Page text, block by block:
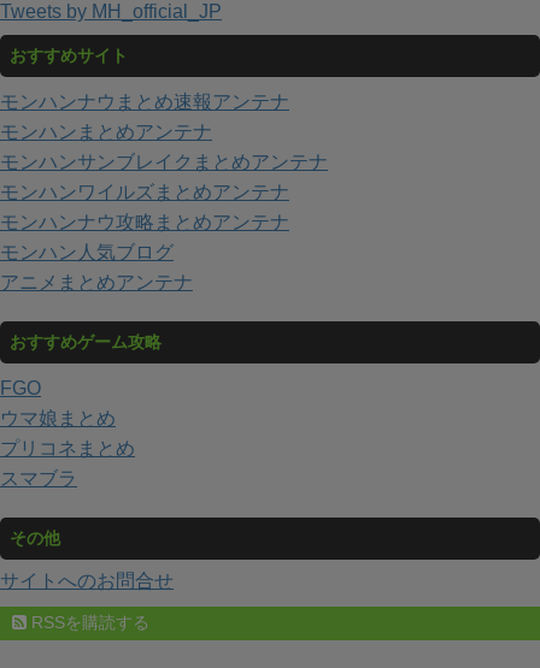
Tweets by MH_official_JP
おすすめサイト
モンハンナウまとめ速報アンテナ
モンハンまとめアンテナ
モンハンサンブレイクまとめアンテナ
モンハンワイルズまとめアンテナ
モンハンナウ攻略まとめアンテナ
モンハン人気ブログ
アニメまとめアンテナ
おすすめゲーム攻略
FGO
ウマ娘まとめ
プリコネまとめ
スマブラ
その他
サイトへのお問合せ
RSSを購読する